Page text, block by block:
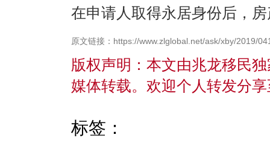
在申请人取得永居身份后，
原文链接：https://www.zlglobal.net/ask/xby/2019/
版权声明：本文由兆龙移民
媒体转载。欢迎个人转发分
标签：